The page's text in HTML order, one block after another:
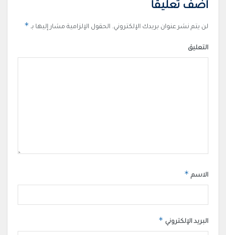
أضف تعليقاً
لن يتم نشر عنوان بريدك الإلكتروني. الحقول الإلزامية مشار إليها بـ *
التعليق
الاسم *
البريد الإلكتروني *